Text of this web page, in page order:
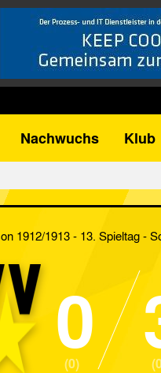
Nachwuchs Klub
1912/1913 - 13. Spieltag-
0
(0)